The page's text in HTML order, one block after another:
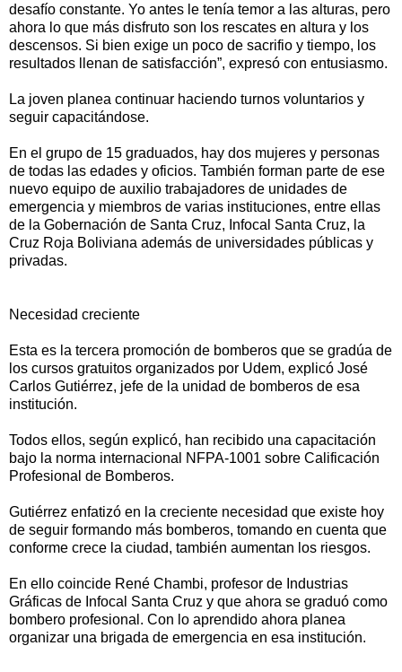
desafío constante. Yo antes le tenía temor a las alturas, pero
ahora lo que más disfruto son los rescates en altura y los
descensos. Si bien exige un poco de sacrifio y tiempo, los
resultados llenan de satisfacción”, expresó con entusiasmo.
La joven planea continuar haciendo turnos voluntarios y
seguir capacitándose.
En el grupo de 15 graduados, hay dos mujeres y personas
de todas las edades y oficios. También forman parte de ese
nuevo equipo de auxilio trabajadores de unidades de
emergencia y miembros de varias instituciones, entre ellas
de la Gobernación de Santa Cruz, Infocal Santa Cruz, la
Cruz Roja Boliviana además de universidades públicas y
privadas.
Necesidad creciente
Esta es la tercera promoción de bomberos que se gradúa de
los cursos gratuitos organizados por Udem, explicó José
Carlos Gutiérrez, jefe de la unidad de bomberos de esa
institución.
Todos ellos, según explicó, han recibido una capacitación
bajo la norma internacional NFPA-1001 sobre Calificación
Profesional de Bomberos.
Gutiérrez enfatizó en la creciente necesidad que existe hoy
de seguir formando más bomberos, tomando en cuenta que
conforme crece la ciudad, también aumentan los riesgos.
En ello coincide René Chambi, profesor de Industrias
Gráficas de Infocal Santa Cruz y que ahora se graduó como
bombero profesional. Con lo aprendido ahora planea
organizar una brigada de emergencia en esa institución.